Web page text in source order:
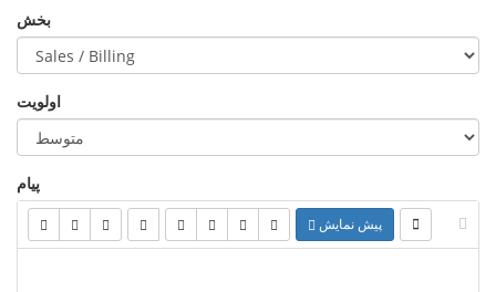
بخش
اولویت
پیام
پیش نمایش